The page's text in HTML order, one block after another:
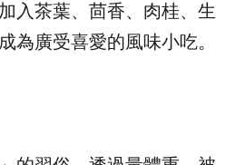
入茶葉、茴香、肉桂、生
為廣受喜愛的風味小吃。